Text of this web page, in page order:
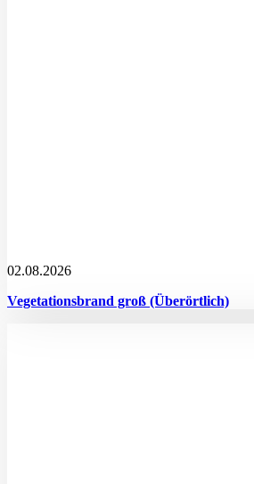
02.08.2026
Vegetationsbrand groß (Überörtlich)